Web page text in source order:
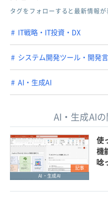
タグをフォローすると最新情報
IT戦略・IT投資・DX
システム開発ツール・開発
AI・生成AI
AI・生成AI
記事
AI・生成AI
使
機
唸